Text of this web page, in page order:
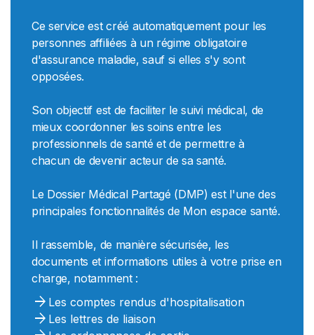
Ce service est créé automatiquement pour les
personnes affiliées à un régime obligatoire
d'assurance maladie, sauf si elles s'y sont
opposées.
Son objectif est de faciliter le suivi médical, de
mieux coordonner les soins entre les
professionnels de santé et de permettre à
chacun de devenir acteur de sa santé.
Le Dossier Médical Partagé (DMP) est l'une des
principales fonctionnalités de Mon espace santé.
Il rassemble, de manière sécurisée, les
documents et informations utiles à votre prise en
charge, notamment :
arrow_forward Les comptes rendus d'hospitalisation
arrow_forward Les lettres de liaison